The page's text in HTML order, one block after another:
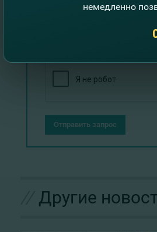
Отправить запрос
Другие
немедленно